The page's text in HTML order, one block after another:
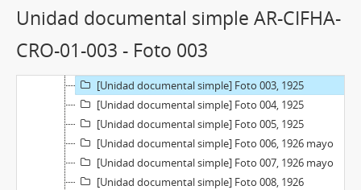
Unidad documental simple AR-CIFHA-
CRO-01-003 - Foto 003
[Fondo] Bernardo Croce, 1910-1937
[Serie] Viajes por Argentina, 1913-1935
[Unidad documental simple] Foto 001, 1925
[Unidad documental simple] Foto 003, 1925
[Unidad documental simple] Foto 004, 1925
[Unidad documental simple] Foto 005, 1925
[Unidad documental simple] Foto 006, 1926 mayo
[Unidad documental simple] Foto 007, 1926 mayo
[Unidad documental simple] Foto 008, 1926